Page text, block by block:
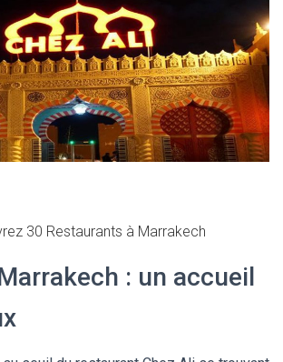
30 Restaurants à Marrakech
: un accueil